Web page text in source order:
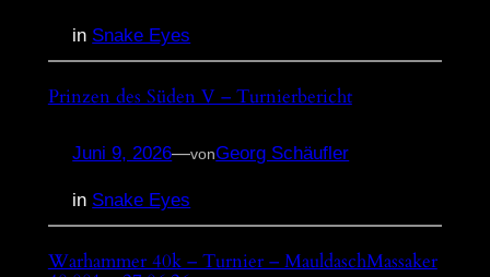
in Snake Eyes
Prinzen des Süden V – Turnierbericht
Juni 9, 2026—vonGeorg Schäufler
in Snake Eyes
Warhammer 40k – Turnier – MauldaschMassaker